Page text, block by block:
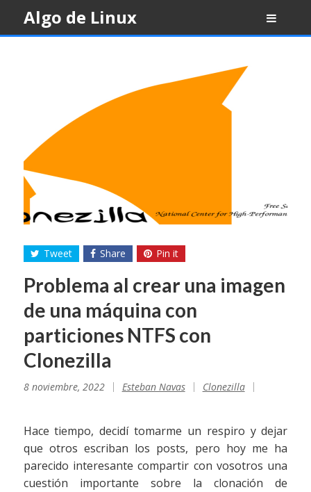
content
Algo de Linux
Tweet Share Pin it
Problema al crear una imagen
de una máquina con
particiones NTFS con
Clonezilla
8 noviembre, 2022 Esteban Navas Clonezilla
Hace tiempo, decidí tomarme un respiro y dejar
que otros escriban los posts, pero hoy me ha
parecido interesante compartir con vosotros una
cuestión importante sobre la clonación de